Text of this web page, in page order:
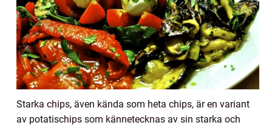
Starka chips, även kända som heta chips, är en variant
av potatischips som kännetecknas av sin starka och